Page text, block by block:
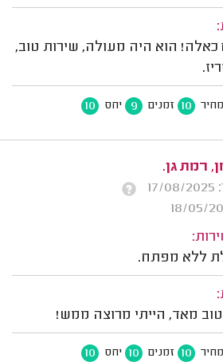
כאלה! הוא היה מעולה, שירות טוב,
מחיר 10 זמנים 9 יחס 10
רמת גן.
ללא מפתח.
מאד, הייתי מרוצה ממש!
מחיר 10 זמנים 10 יחס 10